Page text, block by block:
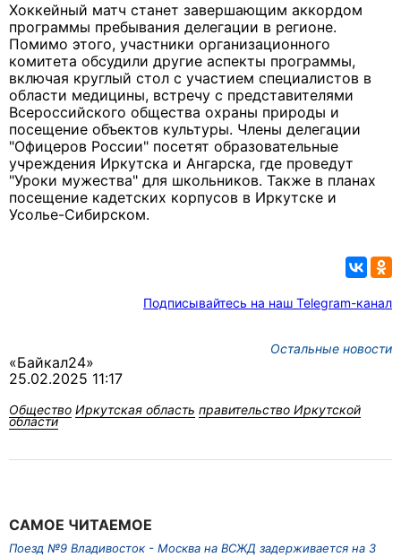
Хоккейный матч станет завершающим аккордом
программы пребывания делегации в регионе.
Помимо этого, участники организационного
комитета обсудили другие аспекты программы,
включая круглый стол с участием специалистов в
области медицины, встречу с представителями
Всероссийского общества охраны природы и
посещение объектов культуры. Члены делегации
"Офицеров России" посетят образовательные
учреждения Иркутска и Ангарска, где проведут
"Уроки мужества" для школьников. Также в планах
посещение кадетских корпусов в Иркутске и
Усолье-Сибирском.
Подписывайтесь на наш Telegram-канал
Остальные новости
«Байкал24»
25.02.2025 11:17
Общество Иркутская область правительство Иркутской
области
САМОЕ ЧИТАЕМОЕ
Поезд №9 Владивосток - Москва на ВСЖД задерживается на 3